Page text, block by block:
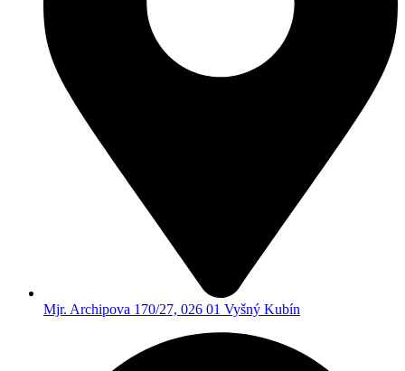
Mjr. Archipova 170/27, 026 01 Vyšný Kubín